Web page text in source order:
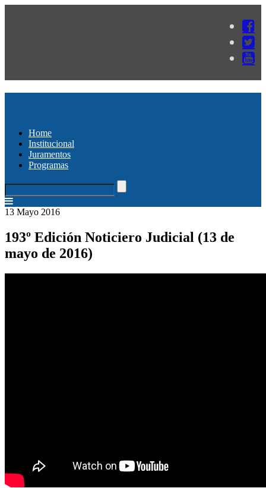
Home
Institucional
Juramentos
Programas
13 Mayo 2016
193º Edición Noticiero Judicial (13 de
mayo de 2016)